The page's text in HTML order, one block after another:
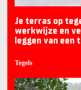
Je terras op
werkwijze en
leggen van een
Tegels